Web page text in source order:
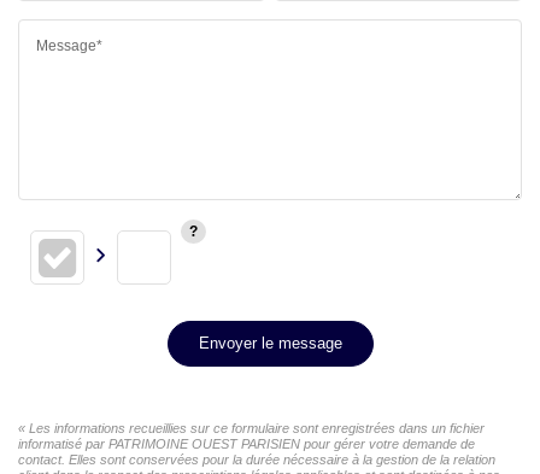
Message*
Envoyer le message
« Les informations recueillies sur ce formulaire sont enregistrées dans un fichier
informatisé par PATRIMOINE OUEST PARISIEN pour gérer votre demande de
contact. Elles sont conservées pour la durée nécessaire à la gestion de la relation